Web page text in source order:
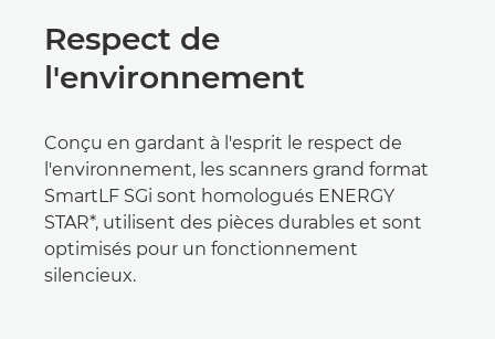
Respect de
l'environnement
Conçu en gardant à l'esprit le respect de
l'environnement, les scanners grand format
SmartLF SGi sont homologués ENERGY
STAR*, utilisent des pièces durables et sont
optimisés pour un fonctionnement
silencieux.